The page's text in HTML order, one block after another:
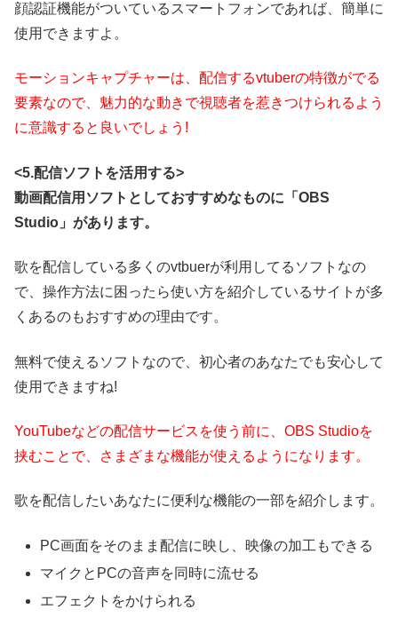
顔認証機能がついているスマートフォンであれば、簡単に
使用できますよ。
モーションキャプチャーは、配信するvtuberの特徴がでる
要素なので、魅力的な動きで視聴者を惹きつけられるよう
に意識すると良いでしょう!
<5.配信ソフトを活用する>
動画配信用ソフトとしておすすめなものに「OBS
Studio」があります。
歌を配信している多くのvtbuerが利用してるソフトなの
で、操作方法に困ったら使い方を紹介しているサイトが多
くあるのもおすすめの理由です。
無料で使えるソフトなので、初心者のあなたでも安心して
使用できますね!
YouTubeなどの配信サービスを使う前に、OBS Studioを
挟むことで、さまざまな機能が使えるようになります。
歌を配信したいあなたに便利な機能の一部を紹介します。
PC画面をそのまま配信に映し、映像の加工もできる
マイクとPCの音声を同時に流せる
エフェクトをかけられる